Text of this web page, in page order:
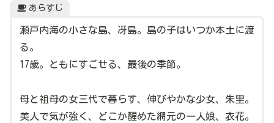
あらすじ
瀬戸内海の小さな島、冴島。島の子はいつか本土に渡
る。
17歳。ともにすごせる、最後の季節。
母と祖母の女三代で暮らす、伸びやかな少女、朱里。
美人で気が強く、どこか醒めた網元の一人娘、衣花。